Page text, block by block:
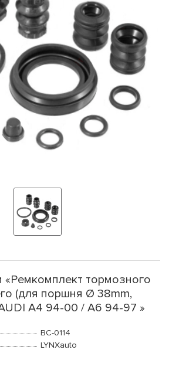
«Ремкомплект тормозного
(для поршня Ø 38mm,
A4 94-00 / A6 94-97 »
BC-0114
LYNXauto